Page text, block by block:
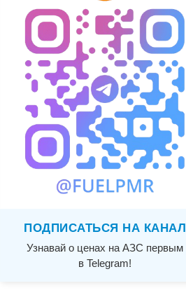
ПОДПИСАТЬСЯ НА КАНАЛ
Узнавай о ценах на АЗС первым
в Telegram!